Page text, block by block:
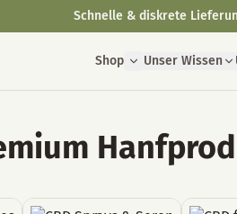
Shop Unser Wissen
Schnelle & diskrete